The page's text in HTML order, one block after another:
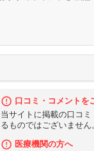
口コミ・コメントを
当サイトに掲載の口コ
るものではございませ
医療機関の方へ